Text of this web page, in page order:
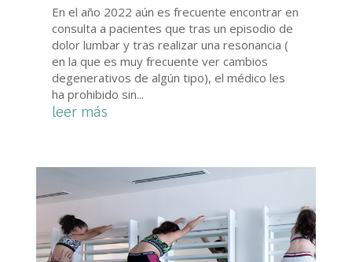
En el año 2022 aún es frecuente encontrar en
consulta a pacientes que tras un episodio de
dolor lumbar y tras realizar una resonancia (
en la que es muy frecuente ver cambios
degenerativos de algún tipo), el médico les
ha prohibido sin...
leer más